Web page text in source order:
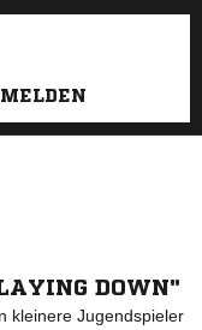
DOWN"
kleinere Jugendspieler